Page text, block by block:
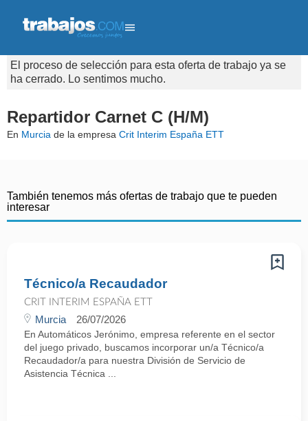
El proceso de selección para esta oferta de trabajo ya se
ha cerrado. Lo sentimos mucho.
Repartidor Carnet C (H/M)
En Murcia de la empresa Crit Interim España ETT
También tenemos más ofertas de trabajo que te pueden
interesar
Técnico/a Recaudador
CRIT INTERIM ESPAÑA ETT
Murcia 26/07/2026
En Automáticos Jerónimo, empresa referente en el sector
del juego privado, buscamos incorporar un/a Técnico/a
Recaudador/a para nuestra División de Servicio de
Asistencia Técnica ...